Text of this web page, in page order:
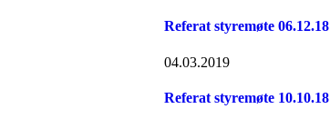
Referat styremøte 06.12.18
04.03.2019
Referat styremøte 10.10.18